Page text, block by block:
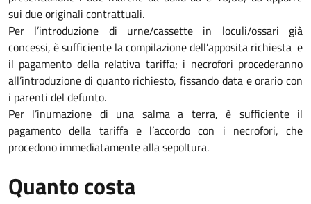
sui due originali contrattuali.
Per l’introduzione di urne/cassette in loculi/ossari già
concessi, è sufficiente la compilazione dell’apposita richiesta e
il pagamento della relativa tariffa; i necrofori procederanno
all’introduzione di quanto richiesto, fissando data e orario con
i parenti del defunto.
Per l’inumazione di una salma a terra, è sufficiente il
pagamento della tariffa e l’accordo con i necrofori, che
procedono immediatamente alla sepoltura.
Quanto costa